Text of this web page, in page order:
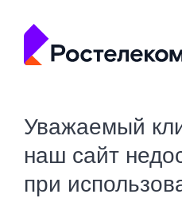
Уважаемый
наш сайт
при